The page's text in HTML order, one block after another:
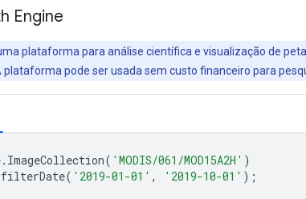
Engine
plataforma para análise científica e visualização de
pode ser usada sem custo financeiro para
. ImageCollection( 'MODIS/061/MOD15A2H' )
filterDate( '2019-01-01' , '2019-10-01' );